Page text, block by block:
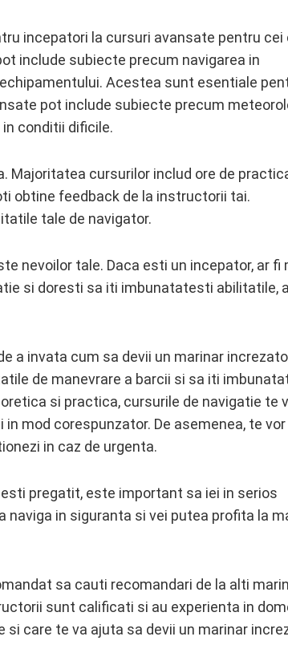
incepatori la cursuri avansate pentru cei
include subiecte precum navigarea in
Acestea sunt esentiale
pot include subiecte precum
conditii dificile.
Majoritatea cursurilor includ ore de
obtine feedback de la instructorii tai.
tale de navigator.
nevoilor tale. Daca esti un incepator, ar fi
si doresti sa iti imbunatatesti abilitatile,
a invata cum sa devii un marinar
de manevrare a barcii si sa iti
si practica, cursurile de navigatie te
mod corespunzator. De asemenea, te vor
in caz de urgenta.
pregatit, este important sa iei in serios
in siguranta si vei putea profita la
sa cauti recomandari de la alti
sunt calificati si au experienta in
care te va ajuta sa devii un marinar